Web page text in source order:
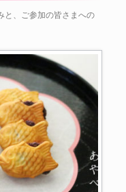
と、ご参加の皆さまへの